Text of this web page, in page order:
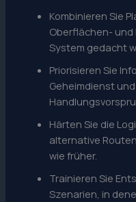
Kombinieren Sie
Oberflächen-
System gedacht
Priorisieren Sie
Geheimdienst
Härten Sie die
alternative
wie früher.
Trainieren Sie
Szenarien, in